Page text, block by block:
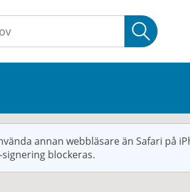
annan webbläsare än Safari på
blockeras.